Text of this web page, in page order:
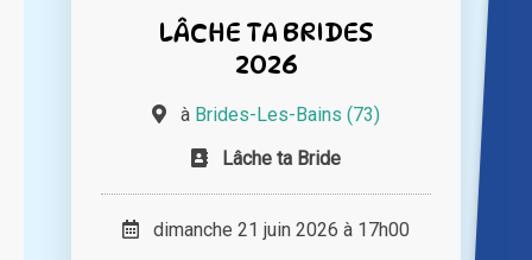
LÂCHE TA BRIDES
2026
à Brides-Les-Bains (73)
Lâche ta Bride
dimanche 21 juin 2026 à 17h00